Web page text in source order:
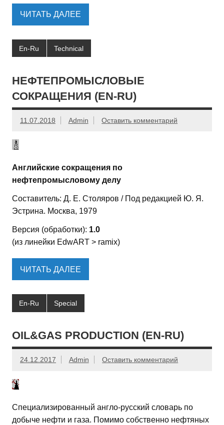
ЧИТАТЬ ДАЛЕЕ
En-Ru Technical
НЕФТЕПРОМЫСЛОВЫЕ
СОКРАЩЕНИЯ (EN-RU)
11.07.2018 Admin Оставить комментарий
Английские сокращения по
нефтепромысловому делу
Составитель: Д. Е. Столяров / Под редакцией Ю. Я.
Эстрина. Москва, 1979
Версия (обработки): 1.0
(из линейки EdwART > ramix)
ЧИТАТЬ ДАЛЕЕ
En-Ru Special
OIL&GAS PRODUCTION (EN-RU)
24.12.2017 Admin Оставить комментарий
Специализированный англо-русский словарь по
добыче нефти и газа. Помимо собственно нефтяных